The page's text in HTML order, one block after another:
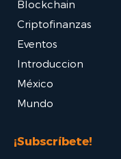
Blockchain
Criptofinanzas
Eventos
Introduccion
México
Mundo
¡Subscríbete!